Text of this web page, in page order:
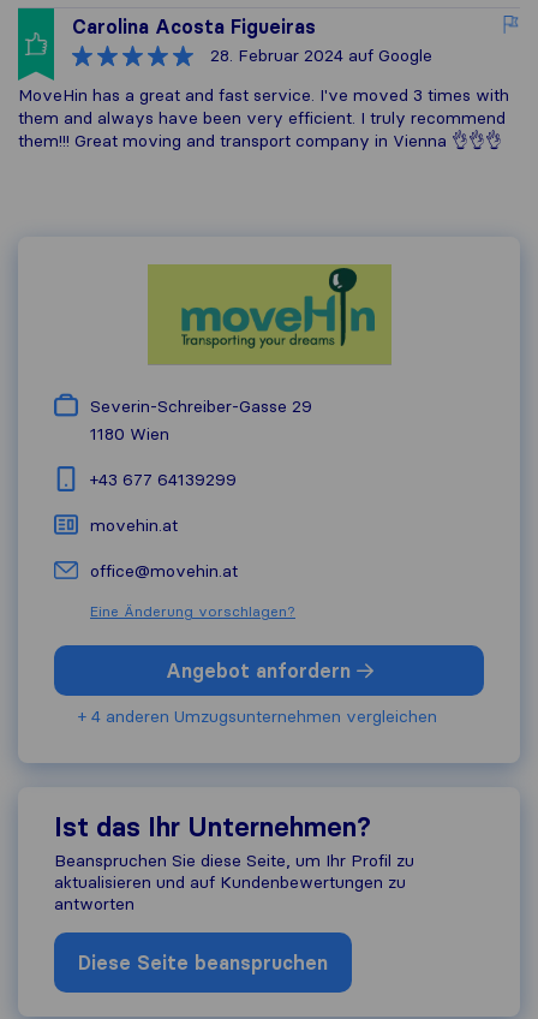
Carolina Acosta Figueiras
28. Februar 2024 auf Google
MoveHin has a great and fast service. I've moved 3 times with
them and always have been very efficient. I truly recommend
them!!! Great moving and transport company in Vienna 👌👌👌
Severin-Schreiber-Gasse 29
1180 Wien
+43 677 64139299
movehin.at
office@movehin.at
Eine Änderung vorschlagen?
Angebot anfordern
+ 4 anderen Umzugs​unternehmen vergleichen
Ist das Ihr Unternehmen?
Beanspruchen Sie diese Seite, um Ihr Profil zu
aktualisieren und auf Kundenbewertungen zu
antworten
Diese Seite beanspruchen